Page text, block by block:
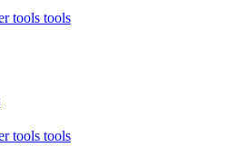
tools tools
tools tools